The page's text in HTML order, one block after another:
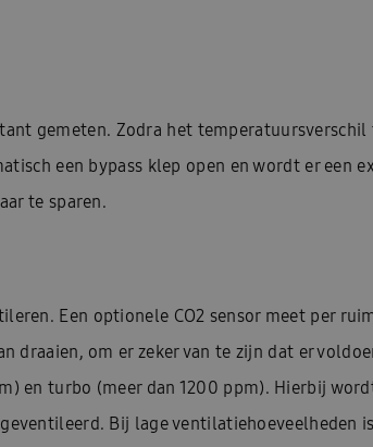
gemeten. Zodra het temperatuursverschil
een bypass klep open en wordt er een
te sparen.
Een optionele CO2 sensor meet per
draaien, om er zeker van te zijn dat er
en turbo (meer dan 1200 ppm). Hierbij
Bij lage ventilatiehoeveelheden